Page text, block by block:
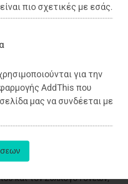
πιο σχετικές με εσάς.
για την
AddThis που
μας να συνδέεται με
Μαραθώνα μιλά για
όταν επί τρία
ούτε για την πιο
τη συντήρηση του
όπου φοιτούν
και τον Σύλλογο Γονέων,